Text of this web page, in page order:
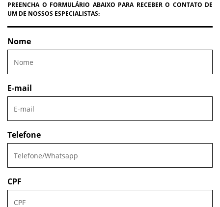
PREENCHA O FORMULÁRIO ABAIXO PARA RECEBER O CONTATO DE
UM DE NOSSOS ESPECIALISTAS:
Nome
E-mail
Telefone
CPF